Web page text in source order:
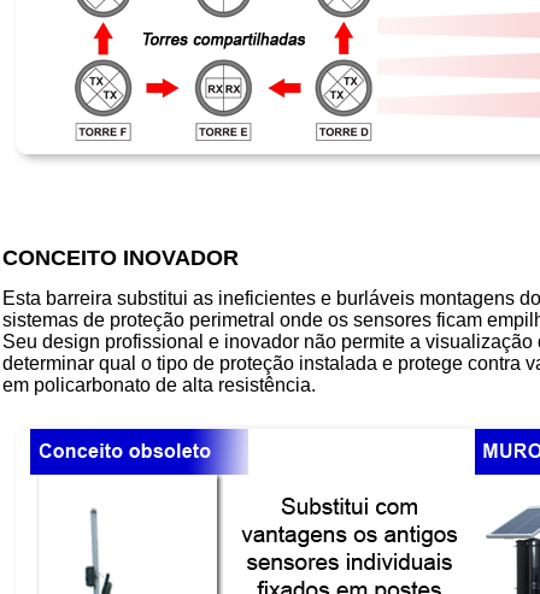
CONCEITO INOVADOR
Esta barreira substitui as ineficientes e burláveis montagens
sistemas de proteção perimetral onde os sensores ficam
Seu design profissional e inovador não permite a
determinar qual o tipo de proteção instalada e protege contra
em policarbonato de alta resistência.